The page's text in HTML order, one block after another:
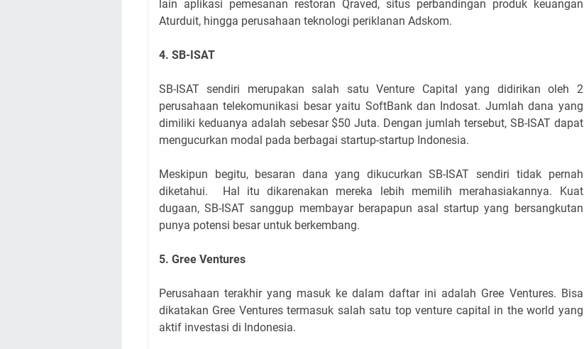
lain aplikasi pemesanan restoran Qraved, situs perbandingan produk keuangan
Aturduit, hingga perusahaan teknologi periklanan Adskom.
4. SB-ISAT
SB-ISAT sendiri merupakan salah satu Venture Capital yang didirikan oleh 2
perusahaan telekomunikasi besar yaitu SoftBank dan Indosat. Jumlah dana yang
dimiliki keduanya adalah sebesar $50 Juta. Dengan jumlah tersebut, SB-ISAT dapat
mengucurkan modal pada berbagai startup-startup Indonesia.
Meskipun begitu, besaran dana yang dikucurkan SB-ISAT sendiri tidak pernah
diketahui. Hal itu dikarenakan mereka lebih memilih merahasiakannya. Kuat
dugaan, SB-ISAT sanggup membayar berapapun asal startup yang bersangkutan
punya potensi besar untuk berkembang.
5. Gree Ventures
Perusahaan terakhir yang masuk ke dalam daftar ini adalah Gree Ventures. Bisa
dikatakan Gree Ventures termasuk salah satu top venture capital in the world yang
aktif investasi di Indonesia.